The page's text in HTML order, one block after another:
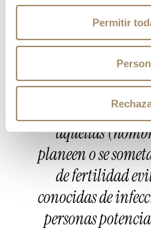
Permitir
“Para aquellos
congelación de ovocitos
“ESHRE
pacientes que
aquellas
planeen o se
de fertilidad
conocidas de
personas